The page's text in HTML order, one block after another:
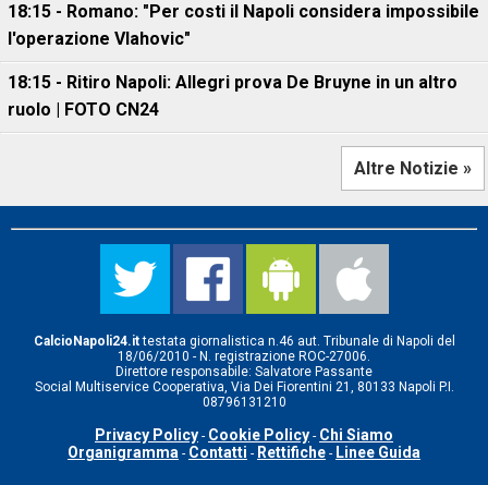
18:15 - Romano: "Per costi il Napoli considera impossibile
l'operazione Vlahovic"
18:15 - Ritiro Napoli: Allegri prova De Bruyne in un altro
ruolo | FOTO CN24
Altre Notizie »
CalcioNapoli24.ittestata giornalistica n.46 aut. Tribunale di Napoli del
18/06/2010 - N. registrazione ROC-27006.
Direttore responsabile: Salvatore Passante
Social Multiservice Cooperativa, Via Dei Fiorentini 21, 80133 Napoli P.I.
08796131210
Privacy Policy - Cookie Policy - Chi Siamo
Organigramma - Contatti - Rettifiche - Linee Guida